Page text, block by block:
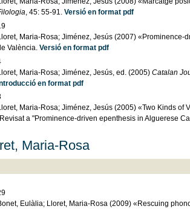
, 45: 55-91. Versió en format pdf
Maria-Rosa; Jiménez, Jesús (2007) «Prominence-
València. Versió en format pdf
Maria-Rosa; Jiménez, Jesús, ed. (2005) Catalan
en format pdf
Maria-Rosa; Jiménez, Jesús (2005) «Two Kinds of
a "Prominence-driven epenthesis in Alguerese
Maria-Rosa
Eulàlia; Lloret, Maria-Rosa (2009) «Rescuing